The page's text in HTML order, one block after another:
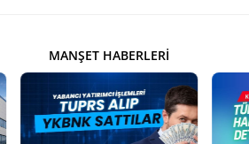
MANŞET HABERLERI